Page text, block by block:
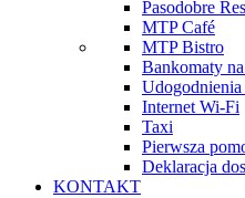
Pasodobre
MTP Café
MTP Bistro
Bankomaty
Udogodnienia
Internet Wi-Fi
Taxi
Pierwsza
Deklaracja
KONTAKT